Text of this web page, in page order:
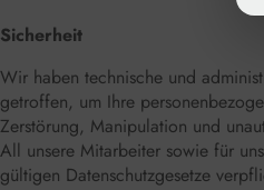
Sicherheit
Wir haben technische und
getroffen, um Ihre
Zerstörung, Manipulation und
All unsere Mitarbeiter sowie für
gültigen Datenschutzgesetze